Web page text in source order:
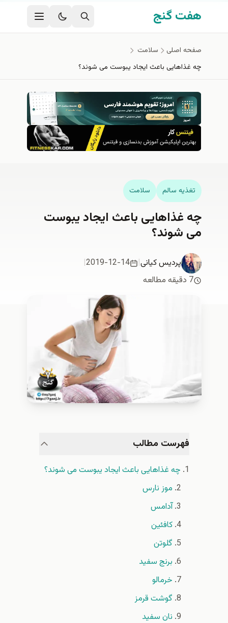
رفتن به محتوای اصلی
هفت گنج
صفحه اصلی
سلامت
چه غذاهایی باعث ایجاد یبوست می شوند؟
تغذيه سالم سلامت
چه غذاهایی باعث ایجاد یبوست
می شوند؟
پردیس کیانی|
2019-12-14
|
7 دقیقه مطالعه
فهرست مطالب
چه غذاهایی باعث ایجاد یبوست می شوند؟
موز نارس
آدامس
کافئین
گلوتن
برنج سفید
خرمالو
گوشت قرمز
نان سفید